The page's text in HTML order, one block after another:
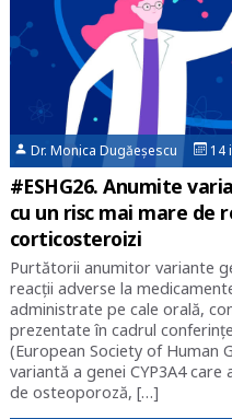
Dr. Monica Dugăeșescu 14
#ESHG26. Anumite
cu un risc mai mare de
corticosteroizi
Purtătorii anumitor variante
reacții adverse la
administrate pe cale orală,
prezentate în cadrul
(European Society of Human
variantă a genei CYP3A4
de osteoporoză, […]